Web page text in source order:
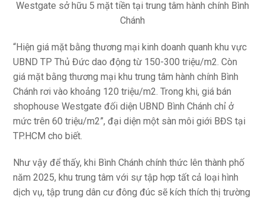
Westgate sở hữu 5 mặt tiền tại trung tâm hành chính Bình
Chánh
“Hiện giá mặt bằng thương mại kinh doanh quanh khu vực
UBND TP Thủ Đức dao động từ 150-300 triệu/m2. Còn
giá mặt bằng thương mại khu trung tâm hành chính Bình
Chánh rơi vào khoảng 120 triệu/m2. Trong khi, giá bán
shophouse Westgate đối diện UBND Bình Chánh chỉ ở
mức trên 60 triệu/m2”, đại diện một sàn môi giới BĐS tại
TP.HCM cho biết.
Như vậy để thấy, khi Bình Chánh chính thức lên thành phố
năm 2025, khu trung tâm với sự tập hợp tất cả loại hình
dịch vụ, tập trung dân cư đông đúc sẽ kích thích thị trường